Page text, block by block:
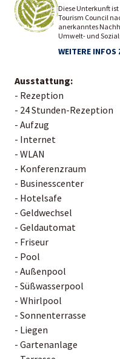
Diese Unterkunft
Tourism Council
anerkanntes
Umwelt- und
WEITERE
Ausstattung:
- Rezeption
- 24 Stunden-Rezeption
- Aufzug
- Internet
- WLAN
- Konferenzraum
- Businesscenter
- Hotelsafe
- Geldwechsel
- Geldautomat
- Friseur
- Pool
- Außenpool
- Süßwasserpool
- Whirlpool
- Sonnenterrasse
- Liegen
- Gartenanlage